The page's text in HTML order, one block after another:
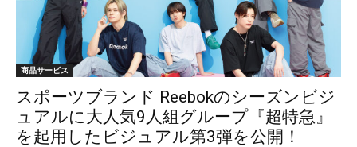
商品サービス
スポーツブランド Reebokのシーズンビジ
ュアルに大人気9人組グループ『超特急』
を起用したビジュアル第3弾を公開！